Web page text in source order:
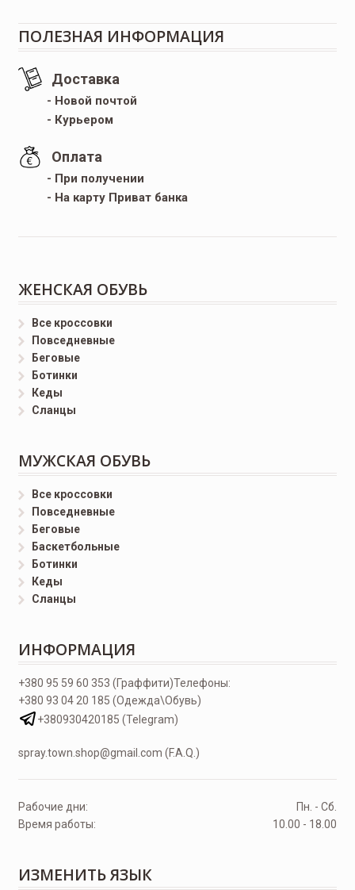
ПОЛЕЗНАЯ ИНФОРМАЦИЯ
Доставка
- Новой почтой
- Курьером
Оплата
- При получении
- На карту Приват банка
ЖЕНСКАЯ ОБУВЬ
Все кроссовки
Повседневные
Беговые
Ботинки
Кеды
Сланцы
МУЖСКАЯ ОБУВЬ
Все кроссовки
Повседневные
Беговые
Баскетбольные
Ботинки
Кеды
Сланцы
ИНФОРМАЦИЯ
Телефоны:
+380 95 59 60 353 (Граффити)
+380 93 04 20 185 (Одежда\Обувь)
+380930420185 (Telegram)
spray.town.shop@gmail.com (F.A.Q.)
Рабочие дни:
Пн. - Сб.
Время работы:
10.00 - 18.00
ИЗМЕНИТЬ ЯЗЫК